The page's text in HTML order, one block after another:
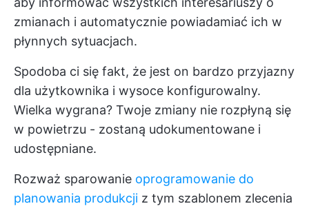
zmianach i automatycznie powiadamiać ich w
płynnych sytuacjach.
Spodoba ci się fakt, że jest on bardzo przyjazny
dla użytkownika i wysoce konfigurowalny.
Wielka wygrana? Twoje zmiany nie rozpłyną się
w powietrzu - zostaną udokumentowane i
udostępniane.
Rozważ sparowanie oprogramowanie do
planowania produkcji z tym szablonem zlecenia